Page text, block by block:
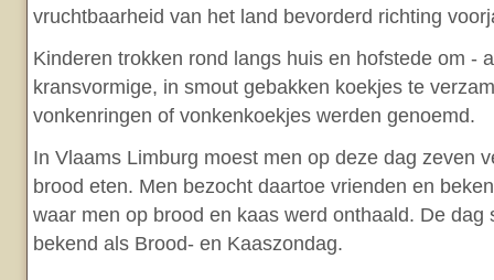
vruchtbaarheid van het land bevorderd richting
Kinderen trokken rond langs huis en hofstede om -
kransvormige, in smout gebakken koekjes te
vonkenringen of vonkenkoekjes werden genoemd.
In Vlaams Limburg moest men op deze dag zeven
brood eten. Men bezocht daartoe vrienden en
waar men op brood en kaas werd onthaald. De dag
bekend als Brood- en Kaaszondag.